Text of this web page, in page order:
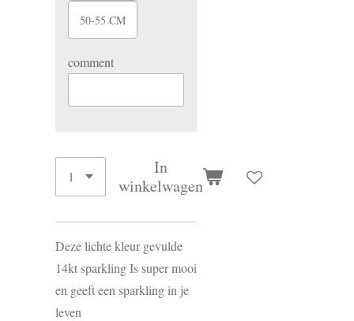
50-55 CM
comment
In
winkelwagen
Deze lichte kleur gevulde
14kt sparkling Is super mooi
en geeft een sparkling in je
leven